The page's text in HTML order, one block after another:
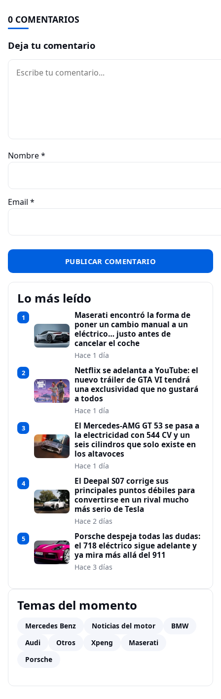
0 COMENTARIOS
Deja tu comentario
Comentario
Nombre*
Email *
Lo más leído
1
Maserati encontró la forma de
poner un cambio manual a un
eléctrico… justo antes de
cancelar el coche
Hace 1 día
2
Netflix se adelanta a YouTube: el
nuevo tráiler de GTA VI tendrá
una exclusividad que no gustará
a todos
Hace 1 día
3
El Mercedes-AMG GT 53 se pasa a
la electricidad con 544 CV y un
seis cilindros que solo existe en
los altavoces
Hace 1 día
4
El Deepal S07 corrige sus
principales puntos débiles para
convertirse en un rival mucho
más serio de Tesla
Hace 2 días
5
Porsche despeja todas las dudas:
el 718 eléctrico sigue adelante y
ya mira más allá del 911
Hace 3 días
Temas del momento
Mercedes Benz Noticias del motor
BMW
Audi
Otros Xpeng
Maserati
Porsche